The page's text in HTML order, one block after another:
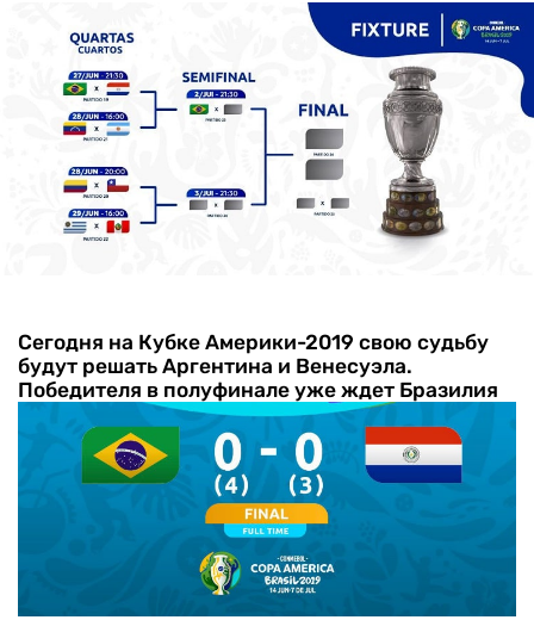
Сегодня на Кубке Америки-2019 свою судьбу
будут решать Аргентина и Венесуэла.
Победителя в полуфинале уже ждет Бразилия